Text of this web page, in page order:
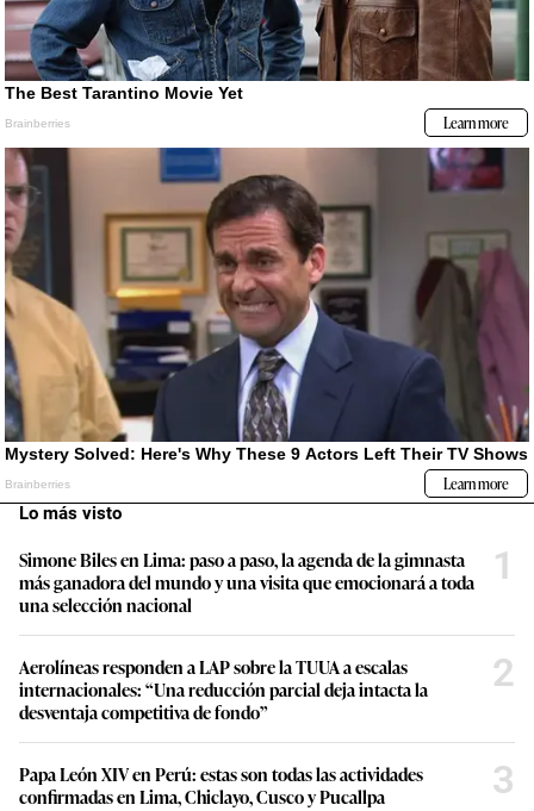
Lo más visto
Simone Biles en Lima: paso a paso, la agenda de la gimnasta
más ganadora del mundo y una visita que emocionará a toda
una selección nacional
1
Aerolíneas responden a LAP sobre la TUUA a escalas
internacionales: “Una reducción parcial deja intacta la
desventaja competitiva de fondo”
2
Papa León XIV en Perú: estas son todas las actividades
confirmadas en Lima, Chiclayo, Cusco y Pucallpa
3